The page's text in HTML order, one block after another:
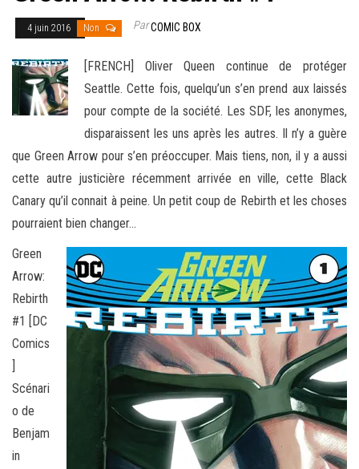
4 juin 2016 Non ParCOMIC BOX
[FRENCH] Oliver Queen continue de protéger
Seattle. Cette fois, quelqu’un s’en prend aux laissés
pour compte de la société. Les SDF, les anonymes,
disparaissent les uns après les autres. Il n’y a guère
que Green Arrow pour s’en préoccuper. Mais tiens, non, il y a aussi
cette autre justicière récemment arrivée en ville, cette Black
Canary qu’il connait à peine. Un petit coup de Rebirth et les choses
pourraient bien changer…
Green
Arrow:
Rebirth
#1 [DC
Comics
]
Scénari
o de
Benjam
in